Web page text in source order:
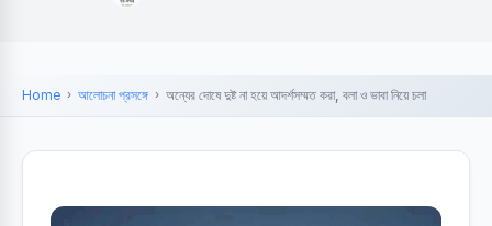
Home আলোচনা প্রসঙ্গে অন্যের দোষে দুষ্ট না হয়ে আদর্শসম্মত করা, বলা ও ভাবা নিয়ে চলা